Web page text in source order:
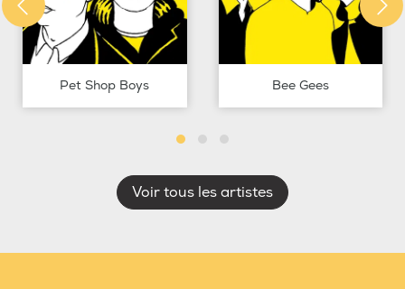
Pet Shop Boys Bee Gees
Voir tous les artistes